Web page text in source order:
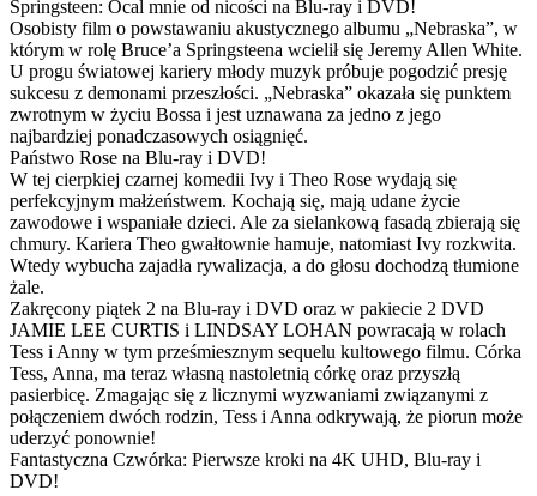
Springsteen: Ocal mnie od nicości na Blu-ray i DVD!
Osobisty film o powstawaniu akustycznego albumu „Nebraska”, w
którym w rolę Bruce’a Springsteena wcielił się Jeremy Allen White.
U progu światowej kariery młody muzyk próbuje pogodzić presję
sukcesu z demonami przeszłości. „Nebraska” okazała się punktem
zwrotnym w życiu Bossa i jest uznawana za jedno z jego
najbardziej ponadczasowych osiągnięć.
Państwo Rose na Blu-ray i DVD!
W tej cierpkiej czarnej komedii Ivy i Theo Rose wydają się
perfekcyjnym małżeństwem. Kochają się, mają udane życie
zawodowe i wspaniałe dzieci. Ale za sielankową fasadą zbierają się
chmury. Kariera Theo gwałtownie hamuje, natomiast Ivy rozkwita.
Wtedy wybucha zajadła rywalizacja, a do głosu dochodzą tłumione
żale.
Zakręcony piątek 2 na Blu-ray i DVD oraz w pakiecie 2 DVD
JAMIE LEE CURTIS i LINDSAY LOHAN powracają w rolach
Tess i Anny w tym prześmiesznym sequelu kultowego filmu. Córka
Tess, Anna, ma teraz własną nastoletnią córkę oraz przyszłą
pasierbicę. Zmagając się z licznymi wyzwaniami związanymi z
połączeniem dwóch rodzin, Tess i Anna odkrywają, że piorun może
uderzyć ponownie!
Fantastyczna Czwórka: Pierwsze kroki na 4K UHD, Blu-ray i
DVD!